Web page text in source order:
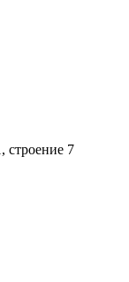
строение 7